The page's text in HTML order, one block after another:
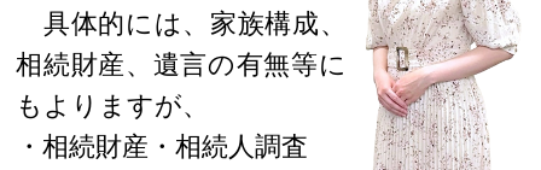
具体的には、家族構成、
相続財産、遺言の有無等に
もよりますが、
・相続財産・相続人調査